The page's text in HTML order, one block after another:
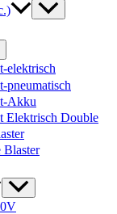
elektrisch
pneumatisch
Akku
Elektrisch Double
Blaster